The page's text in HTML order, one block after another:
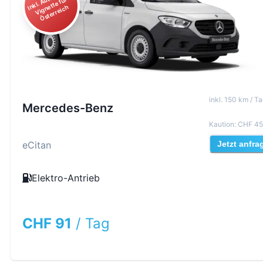
n
ut
ür
h
Mercedes-Benz
eCitan
Elektro-Antrieb
CHF 91 / Tag
inkl. 150 km /
Kaution: CHF
Jetzt